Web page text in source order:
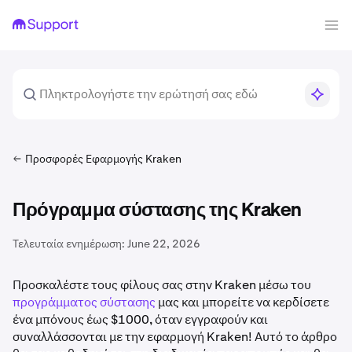
Προσφορές Εφαρμογής Kraken
Πρόγραμμα σύστασης της Kraken
Τελευταία ενημέρωση: June 22, 2026
Προσκαλέστε τους φίλους σας στην Kraken μέσω του
προγράμματος σύστασης μας και μπορείτε να κερδίσετε
ένα μπόνους έως $1000, όταν εγγραφούν και
συναλλάσσονται με την εφαρμογή Kraken! Αυτό το άρθρο